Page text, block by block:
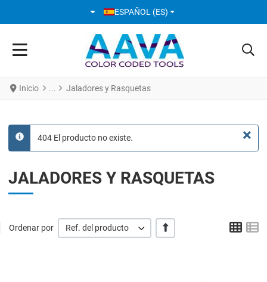
SELECCIONE SU IDIOMA
ESPAÑOL (ES)
Inicio Jaladores y Rasquetas
×
info
404 El producto no existe.
JALADORES Y RASQUETAS
Ordenar por Ref. del producto +/- Grid